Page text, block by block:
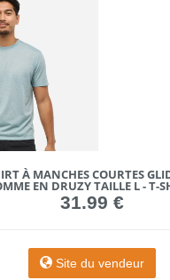
À MANCHES COURTES
EN DRUZY TAILLE L - T-
31.99 €
Site du vendeur